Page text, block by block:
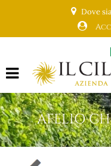
Dove
Open menu
AFELIO